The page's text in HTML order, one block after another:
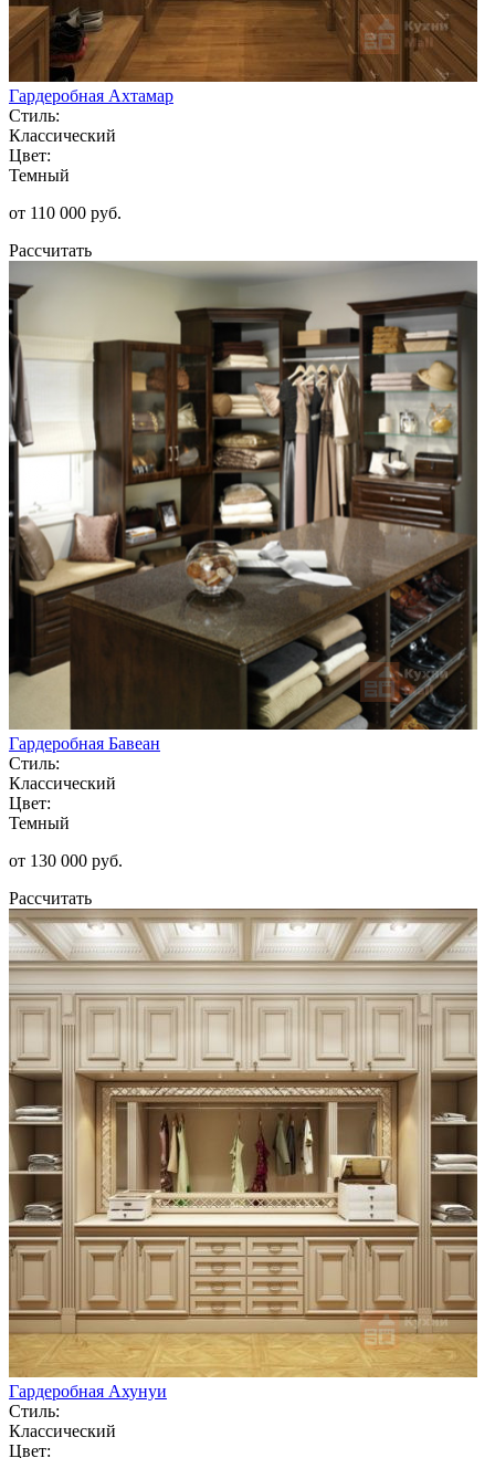
Гардеробная Ахтамар
Стиль:
Классический
Цвет:
Темный
от 110 000 руб.
Рассчитать
Гардеробная Бавеан
Стиль:
Классический
Цвет:
Темный
от 130 000 руб.
Рассчитать
Гардеробная Ахунуи
Стиль:
Классический
Цвет: